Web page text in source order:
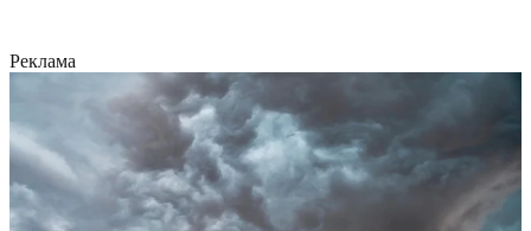
Реклама